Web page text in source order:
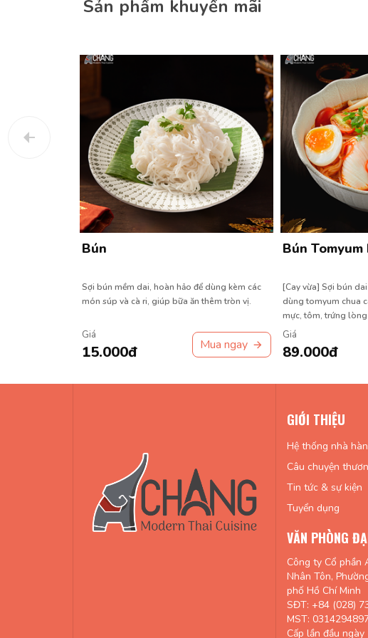
Sản phẩm khuyến mãi
Bún
Sợi bún mềm dai, hoàn hảo để dùng kèm các
món súp và cà ri, giúp bữa ăn thêm tròn vị.
Giá
15.000đ Mua ngay
Bún Tomyum
[Cay vừa] Sợi bún
dùng tomyum chua
mực, tôm, trứng
giòn.
Giá
89.000đ
GIỚI THIỆU
Hệ thống nhà
Câu chuyện
Tin tức & sự kiện
Tuyển dụng
VĂN PHÒNG
Công ty Cổ phần
Nhân Tôn,
phố Hồ Chí Minh
SĐT: +84 (028)
MST:
Cấp lần đầu